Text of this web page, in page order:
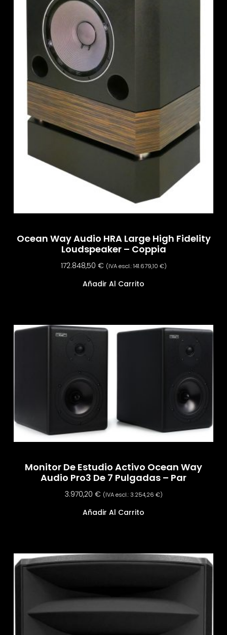
Ocean Way Audio HRA Large High Fidelity
Loudspeaker – Coppia
172.848,50 € (IVA escl.:141.679,10 €)
Añadir Al Carrito
Monitor De Estudio Activo Ocean Way
Audio Pro3 De 7 Pulgadas – Par
3.970,20 € (IVA escl.:3.254,26 €)
Añadir Al Carrito